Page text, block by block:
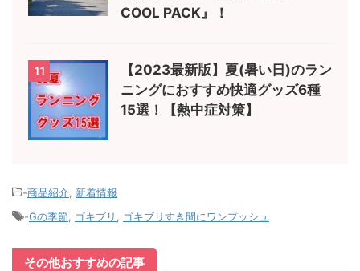
COOL PACK』！
11
【2023最新版】夏(暑い日)のラン
ニングにおすすめ快適グッズ6種
15選！【熱中症対策】
-商品紹介
新着情報
-Gの季節 ゴキブリ ゴキブリすき間にワンプッシュ
その他おすすめの記事